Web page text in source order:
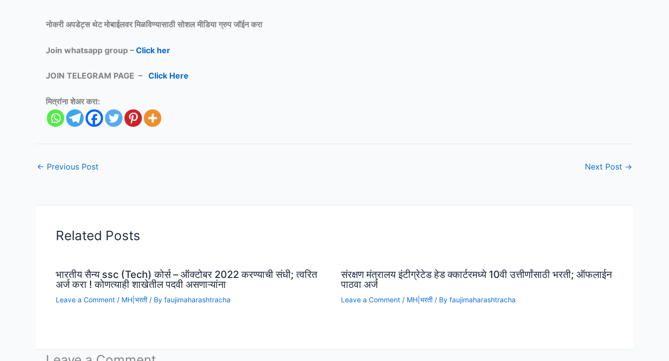
नोकरी अपडेट्स थेट मोबाईलवर मिळविण्यासाठीसोशल मीडिया ग्रुप जॉईन करा
Join whatsapp group – Click her
JOIN TELEGRAM PAGE – Click Here
मित्रांना शेअर करा:
← Previous Post Next Post →
Related Posts
भारतीय सैन्य ssc (Tech) कोर्स – ऑक्टोबर 2022 करण्याची संधी; त्वरित
अर्ज करा ! कोणत्याही शाखेतील पदवी असणाऱ्यांना
Leave a Comment / MH|भरती/ By faujimaharashtracha
संरक्षण मंत्रालय इंटीग्रेटेड हेड क्कार्टरमध्ये 10वी उत्तीर्णांसाठी भरती; ऑफलाईन
पाठवा अर्ज
Leave a Comment / MH|भरती/ By faujimaharashtracha